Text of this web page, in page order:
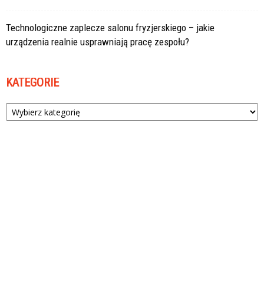
Technologiczne zaplecze salonu fryzjerskiego – jakie
urządzenia realnie usprawniają pracę zespołu?
KATEGORIE
Kategorie